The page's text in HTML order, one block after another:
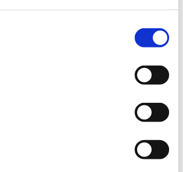
innkjøpere etterspørre miljø